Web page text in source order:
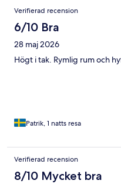
Verifierad recension
6/10 Bra
28 maj 2026
Högt i tak. Rymlig rum och
Patrik, 1 natts resa
Verifierad recension
8/10 Mycket bra